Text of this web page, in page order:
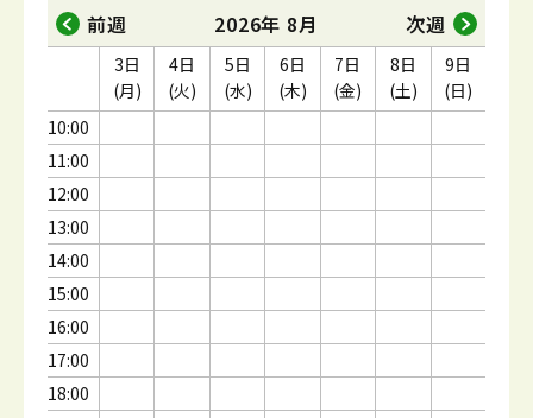
前週 2026年 8月 次週
10:00
11:00
12:00
13:00
14:00
15:00
16:00
17:00
18:00
3日
(月)
4日
(火)
5日
(水)
6日
(木)
7日
(金)
8日
(土)
9日
(日)